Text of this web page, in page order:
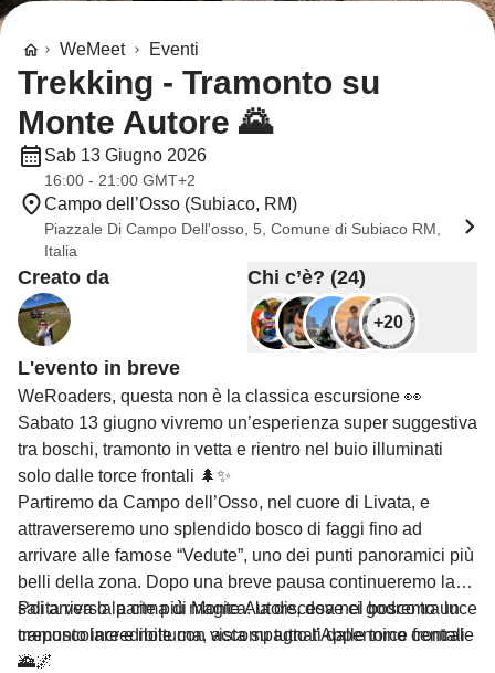
WeMeet Eventi
Trekking - Tramonto su
Monte Autore 🌄
Sab 13 Giugno 2026
16:00 - 21:00 GMT+2
Campo dell’Osso (Subiaco, RM)
Piazzale Di Campo Dell'osso, 5, Comune di Subiaco RM,
Italia
Creato da Chi c’è? (24)
+20
L'evento in breve
WeRoaders, questa non è la classica escursione 👀
Sabato 13 giugno vivremo un’esperienza super suggestiva
tra boschi, tramonto in vetta e rientro nel buio illuminati
solo dalle torce frontali 🌲✨
Partiremo da Campo dell’Osso, nel cuore di Livata, e
attraverseremo uno splendido bosco di faggi fino ad
arrivare alle famose “Vedute”, uno dei punti panoramici più
belli della zona. Dopo una breve pausa continueremo la
salita verso la cima di Monte Autore, dove ci godremo un
tramonto incredibile con vista su tutto l’Appennino centrale
🌅
Poi arriva la parte più magica: la discesa nel bosco tra luce
crepuscolare e notturna, accompagnati dalle torce frontali
🔦🌌